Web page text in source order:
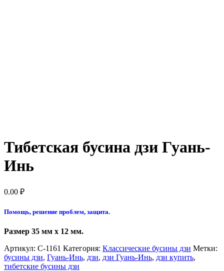
Тибетская бусина дзи Гуань-
Инь
0.00 ₽
Помощь, решение проблем, защита.
Размер 35 мм x 12 мм.
Артикул: С-1161 Категория: Классические бусины дзи Метки:
бусины дзи, Гуань-Инь, дзи, дзи Гуань-Инь, дзи купить,
тибетские бусины дзи